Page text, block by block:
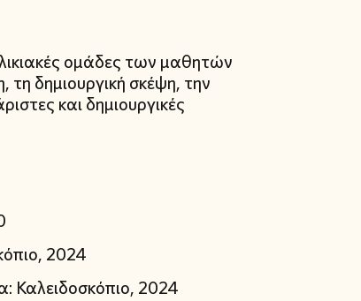
ομάδες των μαθητών
δημιουργική σκέψη, την
και δημιουργικές
2024
2024